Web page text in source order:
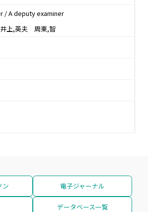
/ A deputy examiner
上,英夫 周東,智
ン 電子ジャーナル
データベース一覧